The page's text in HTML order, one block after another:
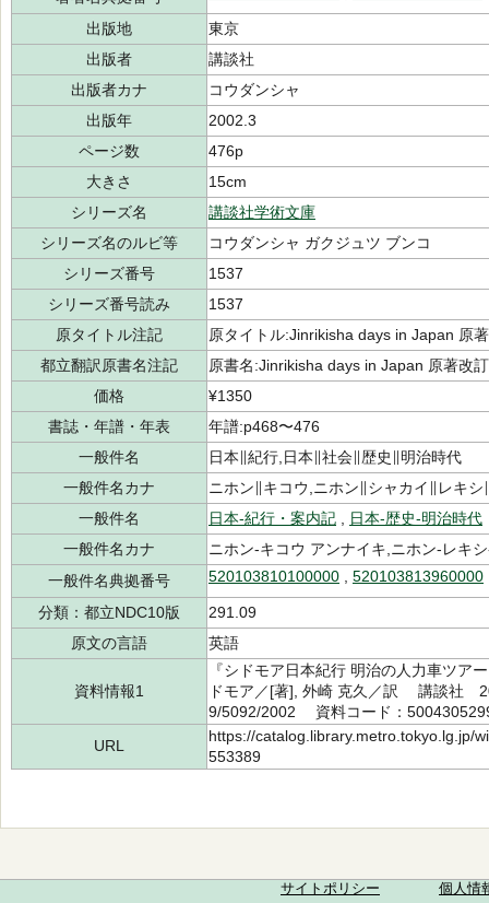
出版地
東京
出版者
講談社
出版者カナ
コウダンシャ
出版年
2002.3
ページ数
476p
大きさ
15cm
シリーズ名
講談社学術文庫
シリーズ名のルビ等
コウダンシャ ガクジュツ ブンコ
シリーズ番号
1537
シリーズ番号読み
1537
原タイトル注記
原タイトル:Jinrikisha days in Japan 原
都立翻訳原書名注記
原書名:Jinrikisha days in Japan 原著改
価格
¥1350
書誌・年譜・年表
年譜:p468〜476
一般件名
日本∥紀行,日本∥社会∥歴史∥明治時代
一般件名カナ
ニホン∥キコウ,ニホン∥シャカイ∥レキシ
一般件名
日本-紀行・案内記
日本-歴史-明治時代
一般件名カナ
ニホン-キコウ アンナイキ,ニホン-レキ
一般件名典拠番号
520103810100000 520103813960000
分類：都立NDC10版
291.09
原文の言語
英語
資料情報1
『シドモア日本紀行 明治の人力車ツ
ドモア／[著], 外崎 克久／訳 講談社
9/5092/2002 資料コード：
URL
https://catalog.library.metro.tokyo.lg.jp/
553389
サイトポリシー 個人情